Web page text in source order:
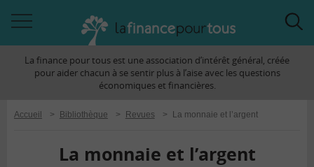
àLa finance pour tous est une association d’intérêt général, créée
pour aider chacun à se sentir plus à l’aise avec les questions
économiques et financières.
Accueil > Bibliothèque > Revues > La monnaie et l’argent
La monnaie et l’argent